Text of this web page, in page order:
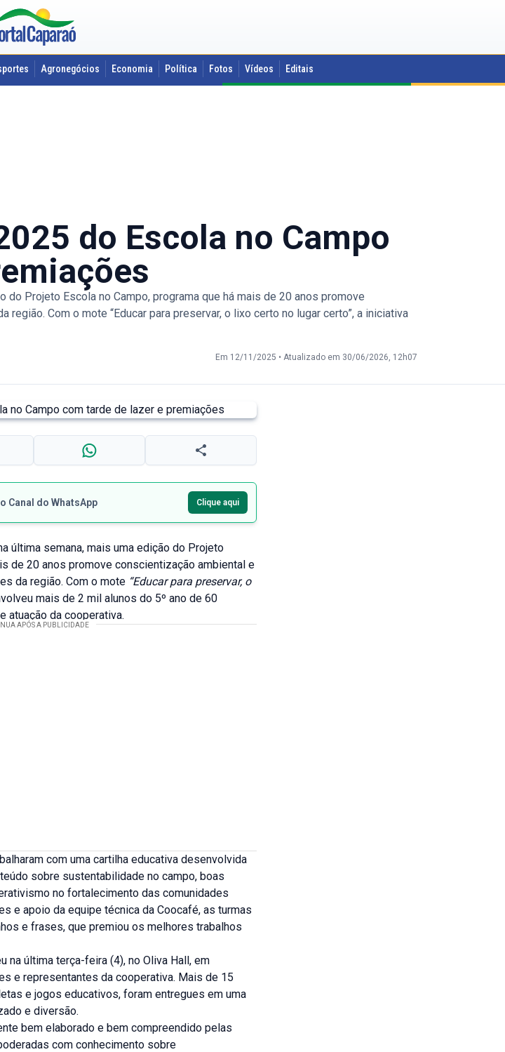
Agronegócios Economia Política Fotos Vídeos Editais
do Escola no Campo
Projeto Escola no Campo, programa que há mais de 20 anos promove
Com o mote “Educar para preservar, o lixo certo no lugar certo”, a iniciativa
Em 12/11/2025 • Atualizado em 30/06/2026, 12h07
Canal do WhatsApp Clique aqui
última semana, mais uma edição do Projeto
de 20 anos promove conscientização ambiental e
da região. Com o mote “Educar para preservar, o
mais de 2 mil alunos do 5º ano de 60
atuação da cooperativa.
com uma cartilha educativa desenvolvida
sobre sustentabilidade no campo, boas
no fortalecimento das comunidades
e apoio da equipe técnica da Coocafé, as turmas
e frases, que premiou os melhores trabalhos
na última terça-feira (4), no Oliva Hall, em
e representantes da cooperativa. Mais de 15
e jogos educativos, foram entregues em uma
e diversão.
bem elaborado e bem compreendido pelas
com conhecimento sobre